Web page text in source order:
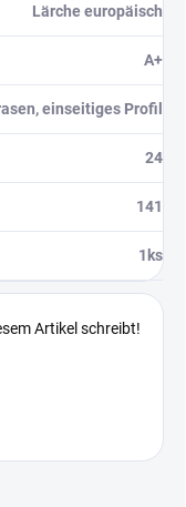
Lärche europäisch
A+
einseitiges Profil
24
141
1ks
Artikel schreibt!